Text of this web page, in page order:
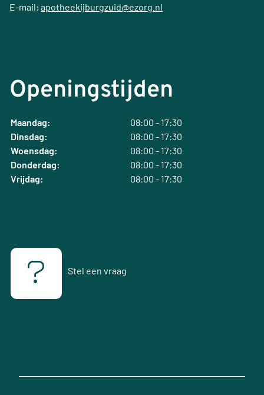
E-mail: apotheekijburgzuid@ezorg.nl
Openingstijden
Maandag:
08:00 - 17:30
Dinsdag:
08:00 - 17:30
Woensdag:
08:00 - 17:30
Donderdag:
08:00 - 17:30
Vrijdag:
08:00 - 17:30
Stel een vraag